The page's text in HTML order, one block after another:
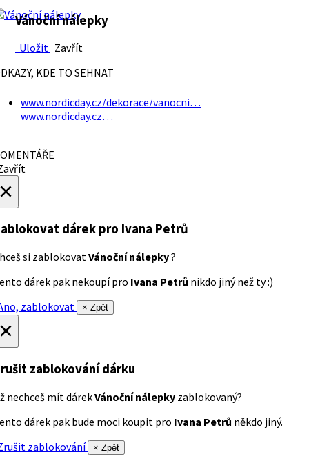
Vánoční nálepky
Uložit Zavřít
KDE TO SEHNAT
www.nordicday.cz/dekorace/vanocni…
www.nordicday.cz…
dárek pro Ivana Petrů
si zablokovatVánoční nálepky?
dárek pak nekoupí pro Ivana Petrů nikdo jiný než ty :)
zablokovat
× Zpět
zablokování dárku
nechceš mít dárekVánoční nálepky zablokovaný?
dárek pak bude moci koupit pro Ivana Petrů někdo jiný.
zablokování
× Zpět